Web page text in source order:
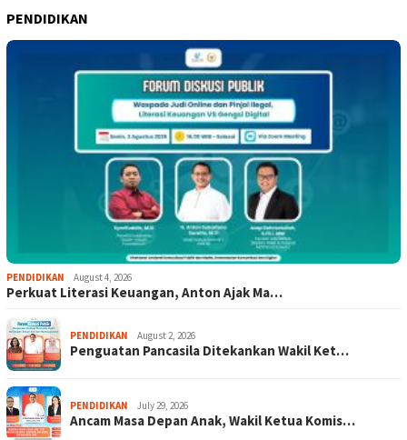
PENDIDIKAN
PENDIDIKAN August 4, 2026
Perkuat Literasi Keuangan, Anton Ajak Ma…
PENDIDIKAN August 2, 2026
Penguatan Pancasila Ditekankan Wakil Ket…
PENDIDIKAN July 29, 2026
Ancam Masa Depan Anak, Wakil Ketua Komis…